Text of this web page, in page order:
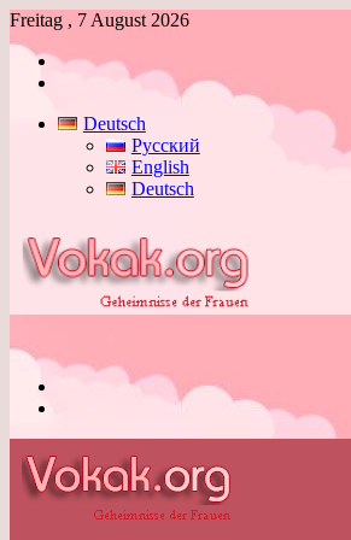
Freitag , 7 August 2026
Anmelden
Deutsch
Русский
English
Deutsch